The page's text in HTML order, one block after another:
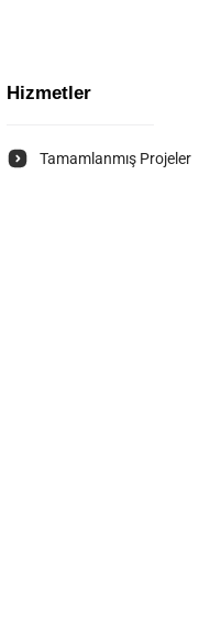
Hizmetler
Tamamlanmış Projeler